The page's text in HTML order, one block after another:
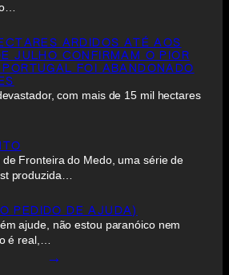
ARDIDOS ATÉ AOS
JULHO CONFIRMAM O PIOR
FOI ABANDONADO
com mais de 15 mil hectares
Fronteira do Medo, uma série de
produzida…
PEDIDO DE AJUDA)
ajude, não estou paranóico nem
é real,…
→